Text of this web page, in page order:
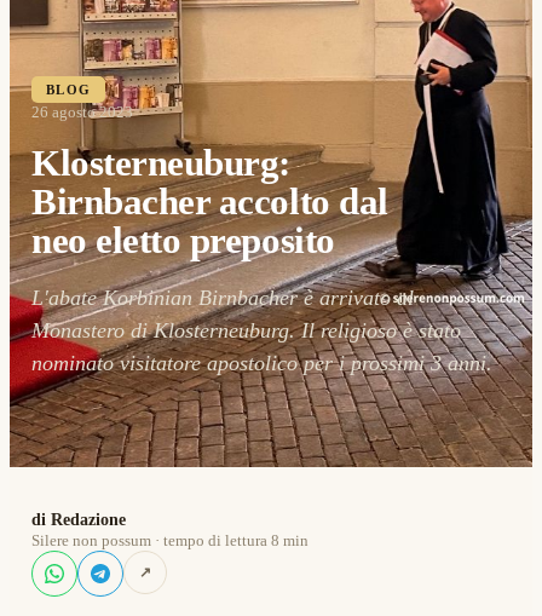
BLOG
26 agosto 2023
Klosterneuburg:
Birnbacher accolto dal
neo eletto preposito
L'abate Korbinian Birnbacher è arrivato al
Monastero di Klosterneuburg. Il religioso è stato
nominato visitatore apostolico per i prossimi 3 anni.
di Redazione
Silere non possum · tempo di lettura 8 min
↗